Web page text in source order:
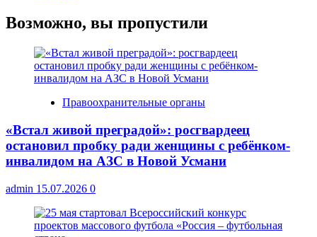
Возможно, вы пропустили
Правоохранительные органы
«Встал живой преградой»: росгвардеец
остановил пробку ради женщины с ребёнком-
инвалидом на АЗС в Новой Усмани
admin 15.07.2026 0